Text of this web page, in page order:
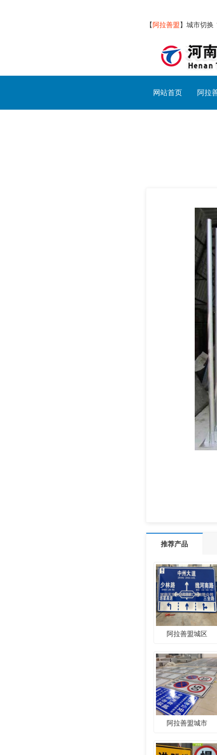
【阿拉善盟】 城市切换
网站首页 阿拉
推荐产品
阿拉善盟城区
阿拉善盟城市